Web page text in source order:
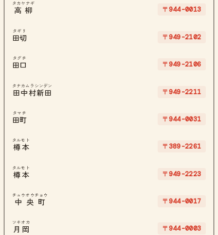
高柳
タカヤナギ
〒944-0013
田切
タギリ
〒949-2102
田口
タグチ
〒949-2106
田中村新田
タナカムラシンデン
〒949-2211
田町
タマチ
〒944-0031
樽本
タルモト
〒389-2261
樽本
タルモト
〒949-2223
中央町
チュウオウチョウ
〒944-0017
月岡
ツキオカ
〒944-0003